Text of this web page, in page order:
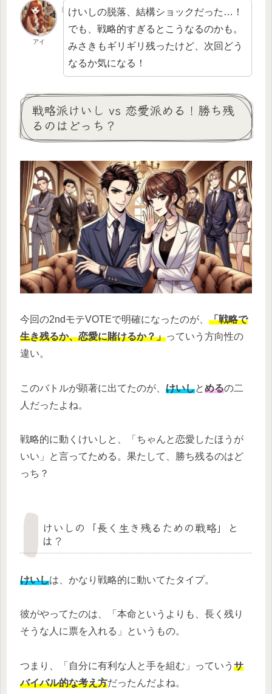
アイ
けいしの脱落、結構ショックだった…！
でも、戦略的すぎるとこうなるのかも。
みさきもギリギリ残ったけど、次回どう
なるか気になる！
戦略派けいし vs 恋愛派める！勝ち残
るのはどっち？
今回の2ndモテVOTEで明確になったのが、 「戦略で
生き残るか、恋愛に賭けるか？」っていう方向性の
違い。
このバトルが顕著に出てたのが、 けいしとめるの二
人だったよね。
戦略的に動くけいしと、「ちゃんと恋愛したほうが
いい」と言ってためる。果たして、勝ち残るのはど
っち？
けいしの「長く生き残るための戦略」と
は？
けいしは、かなり戦略的に動いてたタイプ。
彼がやってたのは、「本命というよりも、長く残り
そうな人に票を入れる」というもの。
つまり、「自分に有利な人と手を組む」っていう サ
バイバル的な考え方だったんだよね。